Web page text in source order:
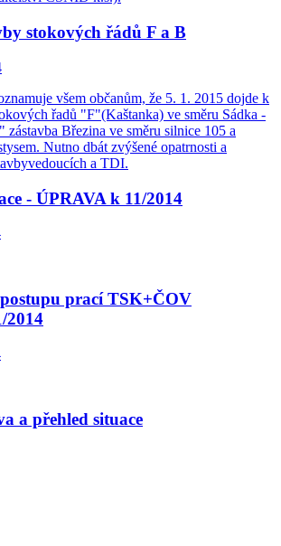
stokových řádů F a B
všem občanům, že 5. 1. 2015 dojde k
řadů "F"(Kaštanka) ve směru Sádka -
zástavba Březina ve směru silnice 105 a
Nutno dbát zvýšené opatrnosti a
a TDI.
- ÚPRAVA k 11/2014
prací TSK+ČOV
2014
a přehled situace